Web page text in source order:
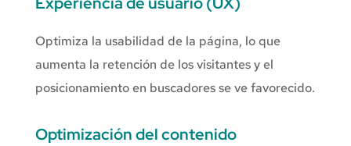
Optimiza la usabilidad de la página, lo que
aumenta la retención de los visitantes y el
posicionamiento en buscadores se ve favorecido.
Optimización del contenido